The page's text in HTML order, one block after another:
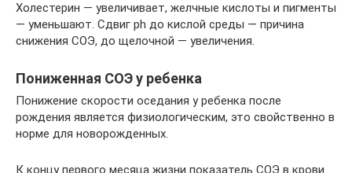
Холестерин — увеличивает, желчные кислоты и пигменты
— уменьшают. Сдвиг ph до кислой среды — причина
снижения СОЭ, до щелочной — увеличения.
Пониженная СОЭ у ребенка
Понижение скорости оседания у ребенка после
рождения является физиологическим, это свойственно в
норме для новорожденных.
К концу первого месяца жизни показатель СОЭ в крови